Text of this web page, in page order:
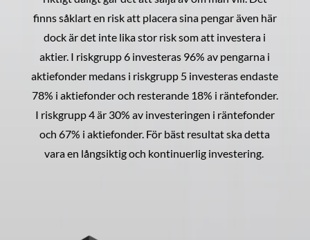
finns såklart en risk att placera sina pengar även här
dock är det inte lika stor risk som att investera i
aktier. I riskgrupp 6 investeras 96% av pengarna i
aktiefonder medans i riskgrupp 5 investeras endaste
78% i aktiefonder och resterande 18% i räntefonder.
I riskgrupp 4 är 30% av investeringen i räntefonder
och 67% i aktiefonder. För bäst resultat ska detta
vara en långsiktig och kontinuerlig investering.